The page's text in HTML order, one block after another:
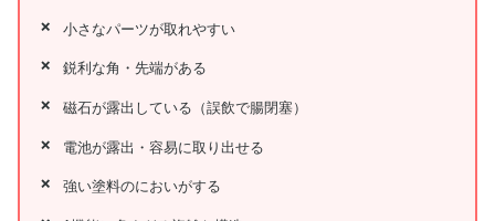
小さなパーツが取れやすい
鋭利な角・先端がある
磁石が露出している（誤飲で腸閉塞）
電池が露出・容易に取り出せる
強い塗料のにおいがする